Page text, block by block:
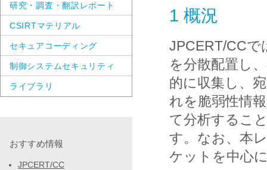
1 概況
JPCERT/CCで
を分散配置し
的に収集し、
れを脆弱性情
て分析するこ
す。なお、本
ケットを中心
研究・調査・翻訳レポート
CSIRTマテリアル
セキュアコーディング
制御システムセキュリティ
ライブラリ
おすすめ情報
JPCERT/CC